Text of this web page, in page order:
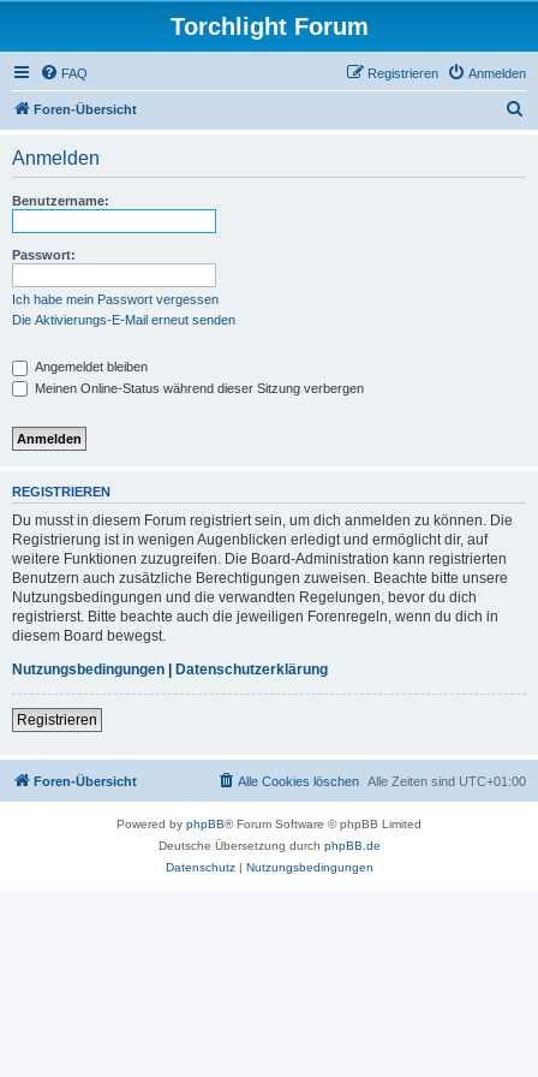
Torchlight Forum
FAQ Anmelden
Registrieren
Foren-Übersicht
Anmelden
Benutzername:
Passwort:
Ich habe mein Passwort vergessen
Die Aktivierungs-E-Mail erneut senden
Angemeldet bleiben
Meinen Online-Status während dieser Sitzung verbergen
REGISTRIEREN
Du musst in diesem Forum registriert sein, um dich anmelden zu können. Die
Registrierung ist in wenigen Augenblicken erledigt und ermöglicht dir, auf
weitere Funktionen zuzugreifen. Die Board-Administration kann registrierten
Benutzern auch zusätzliche Berechtigungen zuweisen. Beachte bitte unsere
Nutzungsbedingungen und die verwandten Regelungen, bevor du dich
registrierst. Bitte beachte auch die jeweiligen Forenregeln, wenn du dich in
diesem Board bewegst.
Nutzungsbedingungen | Datenschutzerklärung
Registrieren
Foren-Übersicht Alle Zeiten sind UTC+01:00
Alle Cookies löschen
Powered by phpBB® Forum Software © phpBB Limited
Deutsche Übersetzung durch phpBB.de
Datenschutz| Nutzungsbedingungen